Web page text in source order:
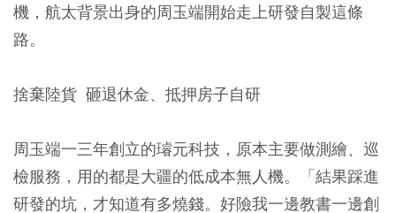
機，航太背景出身的周玉端開始走上研發自製這條
路。
捨棄陸貨 砸退休金、抵押房子自研
周玉端一三年創立的璿元科技，原本主要做測繪、巡
檢服務，用的都是大疆的低成本無人機。「結果踩進
研發的坑，才知道有多燒錢。好險我一邊教書一邊創